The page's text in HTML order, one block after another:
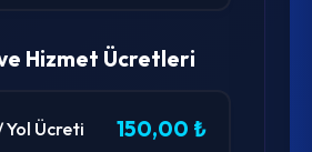
Hizmet Ücretleri
Yol Ücreti 150,00 ₺